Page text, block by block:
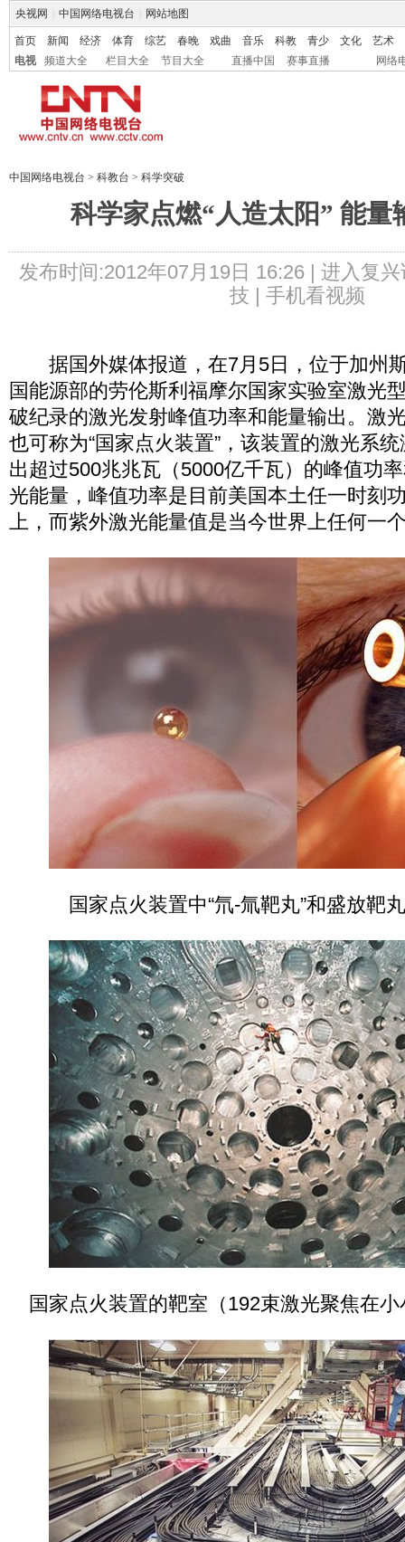
央视网 中国网络电视台 网站地图
首页 新闻 经济 体育 综艺 春晚 戏曲 音乐 科教 青少 文化
艺术
电视
频道大全 栏目大全 节目大全 直播中国 赛事直播 网络
中国网络电视台 > 科教台 > 科学突破
科学家点燃“人造太阳” 能量
发布时间:2012年07月19日 16:26 | 进入复兴
技 | 手机看视频
据国外媒体报道，在7月5日，位于加州
国能源部的劳伦斯利福摩尔国家实验室激光
破纪录的激光发射峰值功率和能量输出。激
也可称为“国家点火装置”，该装置的激光系
出超过500兆兆瓦（5000亿千瓦）的峰值功
光能量，峰值功率是目前美国本土任一时刻
上，而紫外激光能量值是当今世界上任何一
国家点火装置中“氘-氚靶丸”和盛放靶
国家点火装置的靶室（192束激光聚焦在